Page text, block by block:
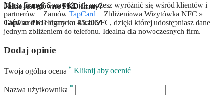
Jakie jest główne PKD firmy?
Główne PKD firmy to: 45.20.Z
Masz firmę?Sprawdź, jak możesz wyróżnić się wśród klientów i
partnerów – Zamów TapCard – Zbliżeniowa Wizytówka NFC »
TapCardto elegancka karta NFC, dzięki której udostępniasz dane
jednym zbliżeniem do telefonu. Idealna dla nowoczesnych firm.
Dodaj opinie
Twoja ogólna ocena * Kliknij aby ocenić
Nazwa użytkownika *